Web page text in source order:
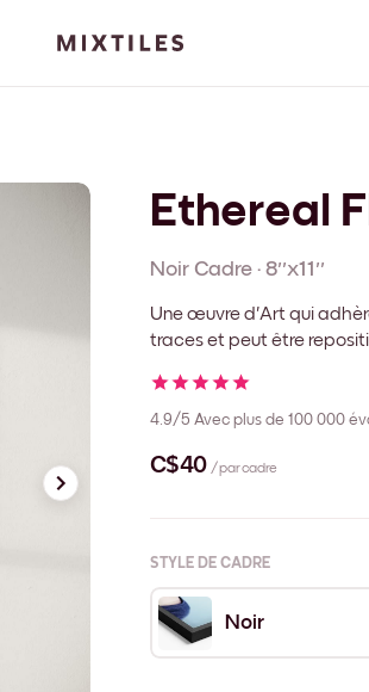
Ethereal
Noir Cadre · 8''x11''
Une œuvre d'Art qui
traces et peut être
4.9/5 Avec plus de 100 000
C$40 / par cadre
STYLE DE CADRE
Noir